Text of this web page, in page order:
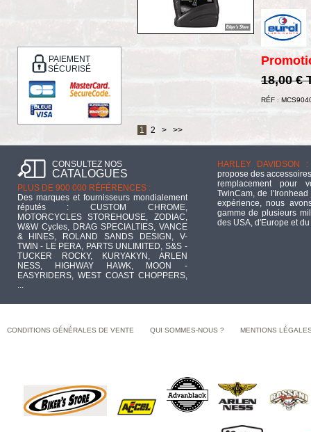
PAIEMENT
SÉCURISÉ
18,00 €
RÉF :
1 2 > >>
CONSULTEZ NOS
CATALOGUES
PLUS DE 900 000 RÉFÉRENCES :
Des marques et fournisseurs mondialement
réputés : CUSTOM CHROME,
MOTORCYCLES STOREHOUSE, ZODIAC,
W&W Cycles, DRAG SPECIALTIES, VANCE
& HINES, ROLAND SANDS DESIGN, V-
TWIN - LE PERA, PARTS UNLIMITED, S&S -
TUCKER ROCKY, KURYAKYN, ARLEN
NESS, HIGHWAY HAWK, MOON -
EASYRIDERS, WEST COAST CHOPPERS,
...
HARLEY DAVIDSON :
propose des
remplacement pour
TwinCam, de
expérience, nous
gamme de plusieurs
des USA, d'Europe et
CONDITIONS GÉNÉRALES DE VENTE QUI SOMMES-NOUS ? MENTIONS